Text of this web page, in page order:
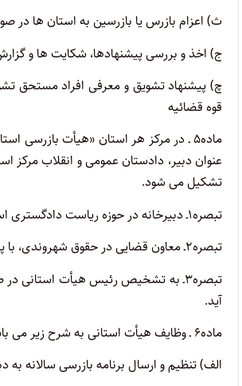
ث) اعزام بازرس یا بازرسین به استان ها در
ج) اخذ و بررسی پیشنهادها، شکایت ها و
چ) پیشنهاد تشویق و معرفی افراد مستحق
قوه قضائیه
ماده۵ ـ در مرکز هر استان «هیأت
عنوان دبیر، دادستان عمومی و انقلاب مرکز
تشکیل می شود.
تبصره۱ـ دبیرخانه در حوزه ریاست دادگستری استان تشکیل می شود.
تبصره۲ـ معاون قضایی در حقوق شهروندی، با پیشنهاد رئیس کل دادگستری استان و تأیید دبیر هیأت مرکزی منصوب می شود.
تبصره۳ـ به تشخیص رئیس هیأت
آید.
ماده۶ ـ وظایف هیأت استانی به شرح زیر می باشد:
الف) تنظیم و ارسال برنامه بازرسی سالانه به